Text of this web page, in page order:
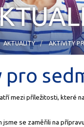
AKTUALITY AKTIVITY
mezi příležitosti, které
jsme se zaměřili na